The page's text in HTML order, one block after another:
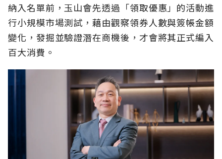
納入名單前，玉山會先透過「領取優惠」的活動進
行小規模市場測試，藉由觀察領券人數與簽帳金額
變化，發掘並驗證潛在商機後，才會將其正式編入
百大消費。